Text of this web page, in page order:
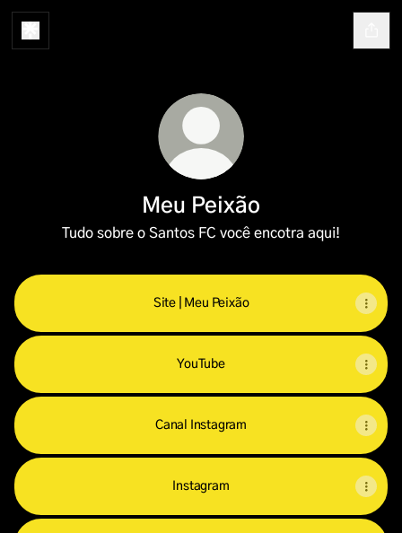
Meu Peixão
Tudo sobre o Santos FC você encotra aqui!
Site | Meu Peixão
YouTube
Canal Instagram
Instagram